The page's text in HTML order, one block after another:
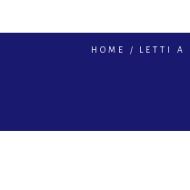
HOME LETTI A